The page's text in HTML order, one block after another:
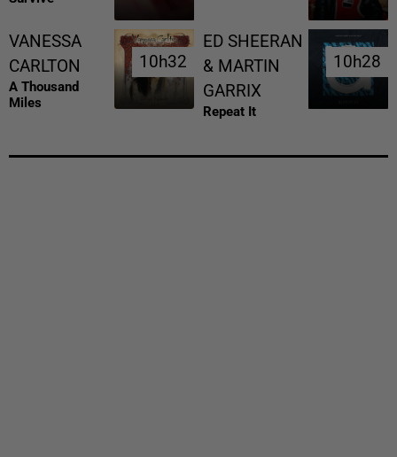
VANESSA
CARLTON
A Thousand
Miles
10h32
10h32
ED SHEERAN
& MARTIN
GARRIX
Repeat It
10h28
10h28